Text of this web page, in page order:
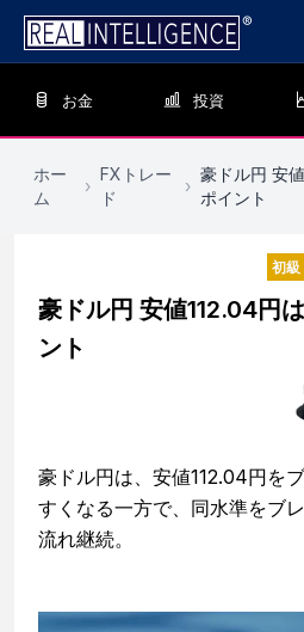
お金 投資
ホー
ム
›
FXトレー
ド
›
豪ドル円 安
ポイント
初級
豪ドル円 安値112.04円
ント
豪ドル円は、安値112.04円を
すくなる一方で、同水準をブ
流れ継続。